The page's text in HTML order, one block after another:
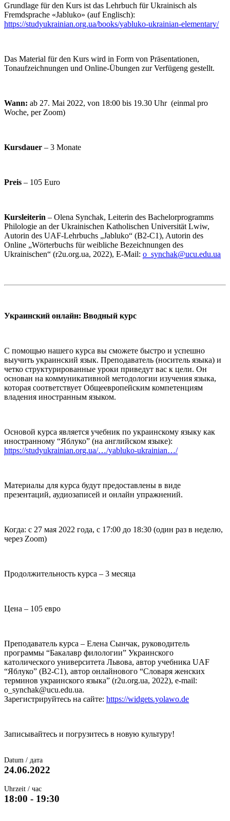
Datum / дата
24.06.2022
Uhrzeit / час
18:00 - 19:30
Grundlage für den Kurs ist das Lehrbuch für Ukrainisch als
Fremdsprache «Jabluko» (auf Englisch):
https://studyukrainian.org.ua/books/yabluko-ukrainian-elementary/
Das Material für den Kurs wird in Form von Präsentationen,
Tonaufzeichnungen und Online-Übungen zur Verfügeng gestellt.
Wann: ab 27. Mai 2022, von 18:00 bis 19.30 Uhr (einmal pro
Woche, per Zoom)
Kursdauer – 3 Monate
Preis – 105 Euro
Kursleiterin – Olena Synchak, Leiterin des Bachelorprogramms
Philologie an der Ukrainischen Katholischen Universität Lwiw,
Autorin des UAF-Lehrbuchs „Jabluko“ (B2-C1), Autorin des
Online „Wörterbuchs für weibliche Bezeichnungen des
Ukrainischen“ (r2u.org.ua, 2022), E-Mail: o_synchak@ucu.edu.ua
Украинский онлайн: Вводный курс
С помощью нашего курса вы сможете быстро и успешно
выучить украинский язык. Преподаватель (носитель языка) и
четко структурированные уроки приведут вас к цели. Он
основан на коммуникативной методологии изучения языка,
которая соответствует Общеевропейским компетенциям
владения иностранным языком.
Основой курса является учебник по украинскому языку как
иностранному “Яблуко” (на английском языке):
https://studyukrainian.org.ua/…/yabluko-ukrainian…/
Материалы для курса будут предоставлены в виде
презентаций, аудиозаписей и онлайн упражнений.
Когда: с 27 мая 2022 года, с 17:00 до 18:30 (один раз в неделю,
через Zoom)
Продолжительность курса – 3 месяца
Цена – 105 евро
Преподаватель курса – Елена Сынчак, руководитель
программы “Бакалавр филологии” Украинского
католического университета Львова, автор учебника UAF
“Яблуко” (B2-C1), автор онлайнового “Словаря женских
терминов украинского языка” (r2u.org.ua, 2022), e-mail:
o_synchak@ucu.edu.ua.
Зарегистрируйтесь на сайте: https://widgets.yolawo.de
Записывайтесь и погрузитесь в новую культуру!